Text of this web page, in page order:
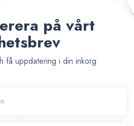
på vårt
få uppdatering i din inkorg